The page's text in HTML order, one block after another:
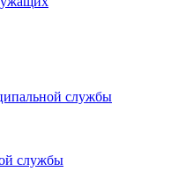
службы
службы